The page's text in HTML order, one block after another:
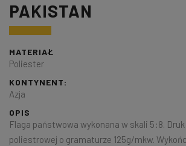
PAKISTAN
MATERIAŁ
Poliester
KONTYNENT:
Azja
OPIS
Flaga państwowa wykonana w skali 5:8.
poliestrowej o gramaturze 125g/mkw.